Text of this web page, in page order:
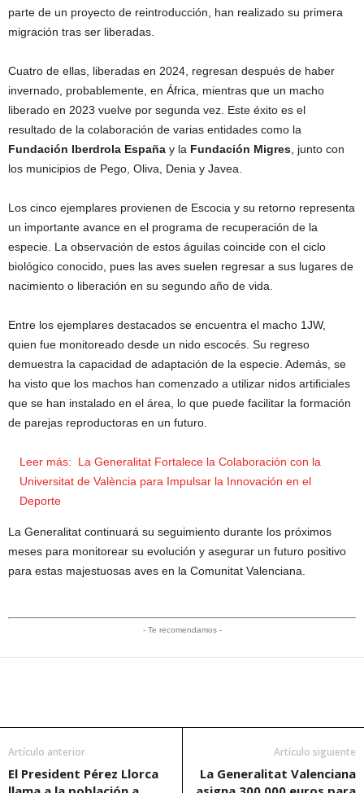
parte de un proyecto de reintroducción, han realizado su primera
migración tras ser liberadas.
Cuatro de ellas, liberadas en 2024, regresan después de haber
invernado, probablemente, en África, mientras que un macho
liberado en 2023 vuelve por segunda vez. Este éxito es el
resultado de la colaboración de varias entidades como la
Fundación Iberdrola España y la Fundación Migres , junto con
los municipios de Pego, Oliva, Denia y Javea.
Los cinco ejemplares provienen de Escocia y su retorno representa
un importante avance en el programa de recuperación de la
especie. La observación de estos águilas coincide con el ciclo
biológico conocido, pues las aves suelen regresar a sus lugares de
nacimiento o liberación en su segundo año de vida.
Entre los ejemplares destacados se encuentra el macho 1JW,
quien fue monitoreado desde un nido escocés. Su regreso
demuestra la capacidad de adaptación de la especie. Además, se
ha visto que los machos han comenzado a utilizar nidos artificiales
que se han instalado en el área, lo que puede facilitar la formación
de parejas reproductoras en un futuro.
Leer más:
La Generalitat Fortalece la Colaboración con la
Universitat de València para Impulsar la Innovación en el
Deporte
La Generalitat continuará su seguimiento durante los próximos
meses para monitorear su evolución y asegurar un futuro positivo
para estas majestuosas aves en la Comunitat Valenciana.
- Te recomendamos -
Artículo anterior
El President Pérez Llorca
Artículo siguiente
La Generalitat Valenciana